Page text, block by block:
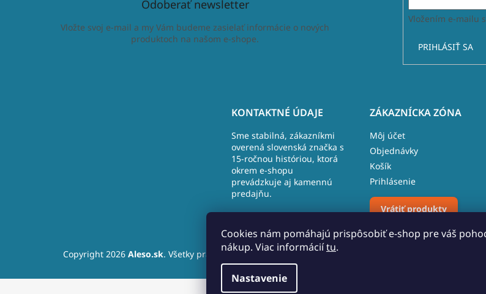
Cookies nám pomáhajú prispôsobiť e-shop pre váš
nákup. Viac informáciítu.
Nastavenie
Odoberať newsletter
Vložte svoj e-mail a my Vám budeme zasielať informácie o nových
produktoch na našom e-shope.
Vložením e-mailu
PRIHLÁSIŤ SA
KONTAKTNÉ ÚDAJE
Sme stabilná, zákazníkmi
overená slovenská značka s
15-ročnou históriou, ktorá
okrem e-shopu
prevádzkuje aj kamennú
predajňu.
Nižná
+421 (9)10 109 096
ZÁKAZNÍCKA ZÓNA
Môj účet
Objednávky
Košík
Prihlásenie
Vrátiť produkty
Copyright 2026 Aleso.sk. Všetky práva vyhradené.Upraviť nastavenie cookies